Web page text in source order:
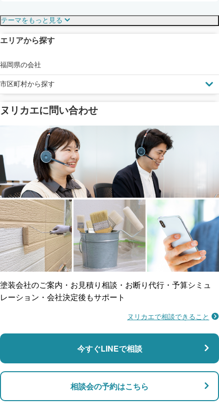
塗料の​品質を​保証
メーカー保証
工事保険
ご近所トラブルに
賠償保険
支払い対応
見えにくい屋根も安心
ドローン診断
省エネ効果
断熱・遮熱塗料対応
雨漏り修繕
防水工事
マンション・アパート対応
店舗・事務所対応
テーマをもっと見る
エリアから探す
福岡県の会社
市区町村から探す
ヌリカエに問い合わせ
塗装会社のご案内・お見積り相談・お断り代行・予算シミュ
レーション・会社決定後もサポート
ヌリカエで相談できること
今すぐLINEで相談
相談会の予約はこちら